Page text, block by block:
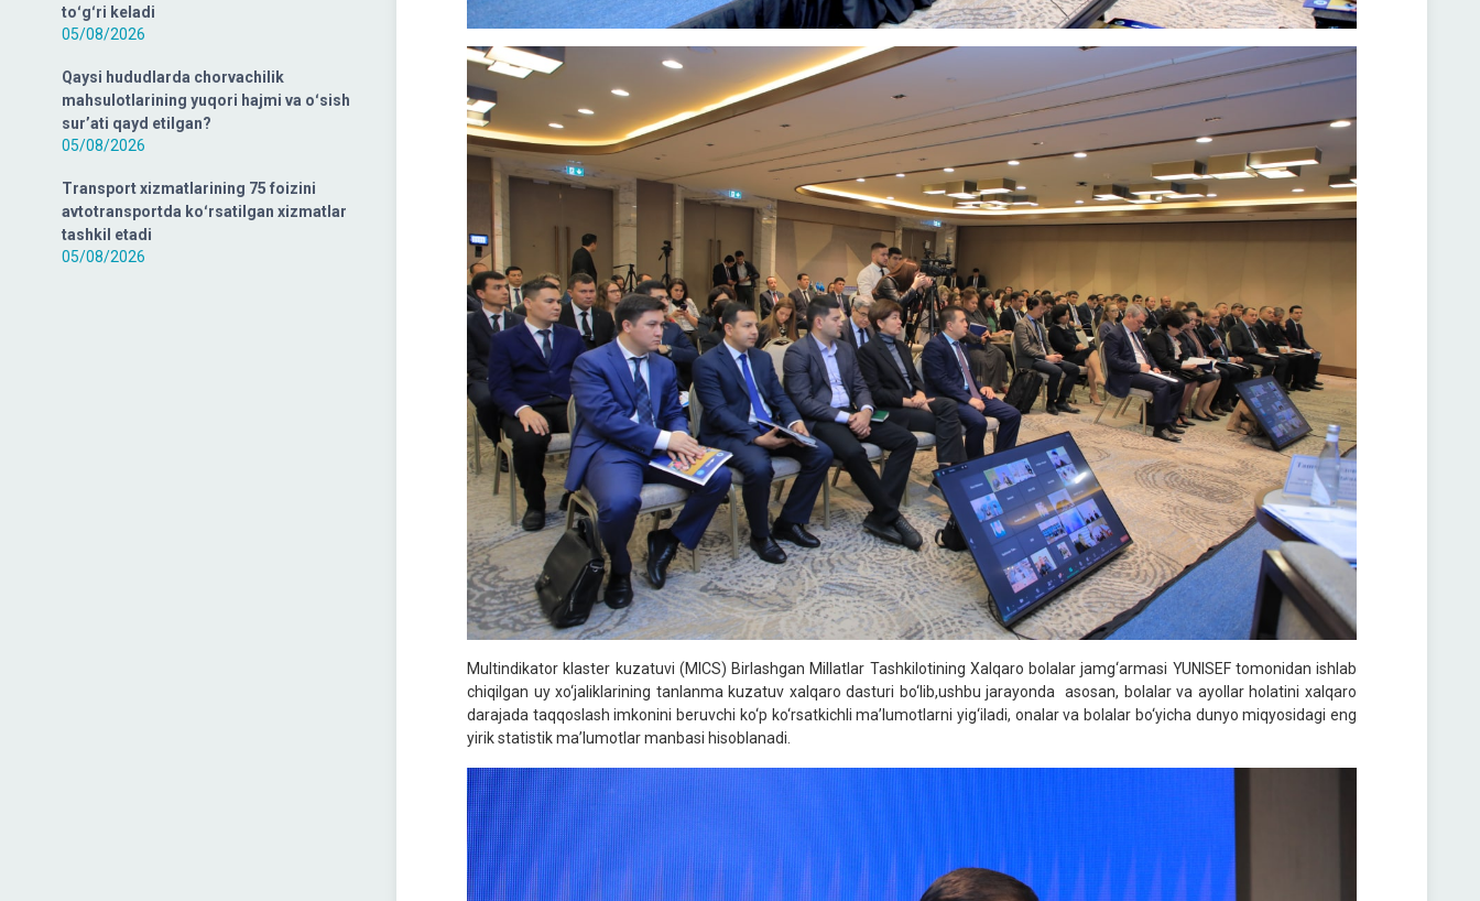
toʻgʻri keladi
05/08/2026
Qaysi hududlarda chorvachilik
mahsulotlarining yuqori hajmi va oʻsish
surʼati qayd etilgan?
05/08/2026
Transport xizmatlarining 75 foizini
avtotransportda koʻrsatilgan xizmatlar
tashkil etadi
05/08/2026
Multindikator klaster kuzatuvi (MICS) Birlashgan Millatlar Tashkilotining Xalqaro bolalar jamg‘armasi YUNISEF tomonidan ishlab
chiqilgan uy xo‘jaliklarining tanlanma kuzatuv xalqaro dasturi bo‘lib,ushbu jarayonda asosan, bolalar va ayollar holatini xalqaro
darajada taqqoslash imkonini beruvchi ko‘p ko‘rsatkichli ma’lumotlarni yig‘iladi, onalar va bolalar bo‘yicha dunyo miqyosidagi eng
yirik statistik ma’lumotlar manbasi hisoblanadi.